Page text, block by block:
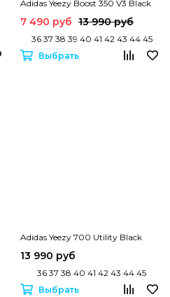
Adidas Yeezy Boost 350 V3 Black
7 490 руб 13 990 руб
36 37 38 39 40 41 42 43 44 45
Выбрать
Adidas Yeezy 700 Utility Black
13 990 руб
36 37 38 40 41 42 43 44 45
Выбрать